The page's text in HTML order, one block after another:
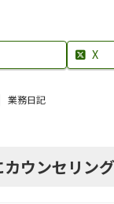
X
業務日記
ウンセリン